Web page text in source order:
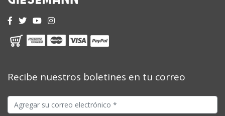
Recibe nuestros boletines en tu correo